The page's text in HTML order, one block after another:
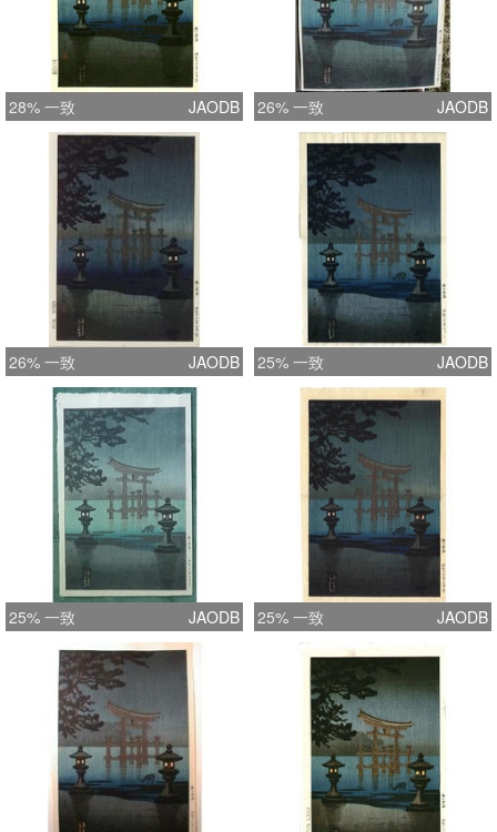
28% 一致 JAODB 26% 一致 JAODB
26% 一致 JAODB 25% 一致 JAODB
25% 一致 JAODB 25% 一致 JAODB